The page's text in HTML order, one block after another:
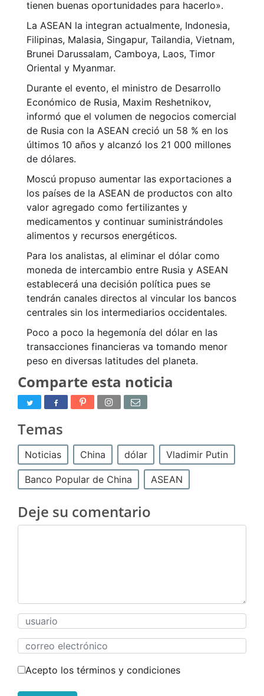
tienen buenas oportunidades para hacerlo».
La ASEAN la integran actualmente, Indonesia,
Filipinas, Malasia, Singapur, Tailandia, Vietnam,
Brunei Darussalam, Camboya, Laos, Timor
Oriental y Myanmar.
Durante el evento, el ministro de Desarrollo
Económico de Rusia, Maxim Reshetnikov,
informó que el volumen de negocios comercial
de Rusia con la ASEAN creció un 58 % en los
últimos 10 años y alcanzó los 21 000 millones
de dólares.
Moscú propuso aumentar las exportaciones a
los países de la ASEAN de productos con alto
valor agregado como fertilizantes y
medicamentos y continuar suministrándoles
alimentos y recursos energéticos.
Para los analistas, al eliminar el dólar como
moneda de intercambio entre Rusia y ASEAN
establecerá una decisión política pues se
tendrán canales directos al vincular los bancos
centrales sin los intermediarios occidentales.
Poco a poco la hegemonía del dólar en las
transacciones financieras va tomando menor
peso en diversas latitudes del planeta.
Comparte esta noticia
Temas
Noticias China dólar Vladimir Putin
Banco Popular de China ASEAN
Deje su comentario
Acepto los términos y condiciones